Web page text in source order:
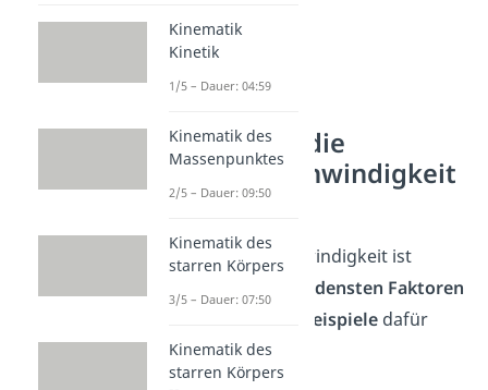
Wovon ist die
Schallgeschwindigkeit
abhängig?
Die Schallgeschwindigkeit ist
verschiedensten Faktoren
Drei Beispieledafür
wären:
Kinematik
Kinetik
1/5 – Dauer: 04:59
Kinematik des
Massenpunktes
2/5 – Dauer: 09:50
Kinematik des
starren Körpers
3/5 – Dauer: 07:50
Kinematik des
starren Körpers